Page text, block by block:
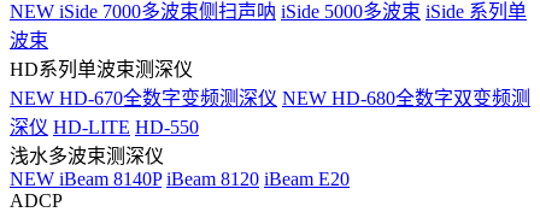
NEW iSide 7000多波束侧扫声呐 iSide 5000多波束 iSide 系列单
波束
HD系列单波束测深仪
NEW HD-670全数字变频测深仪 NEW HD-680全数字双变频测
深仪 HD-LITE HD-550
浅水多波束测深仪
NEW iBeam 8140P iBeam 8120 iBeam E20
ADCP